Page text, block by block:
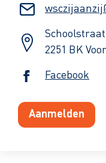
Schoolstraat
2251 BK
Facebook
Aanmelden